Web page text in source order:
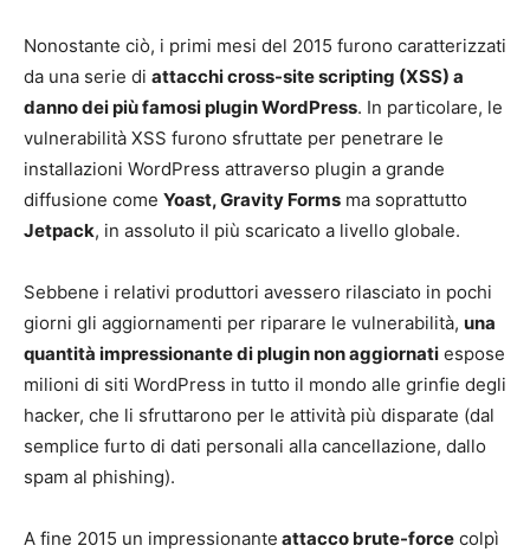
Nonostante ciò, i primi mesi del 2015 furono caratterizzati
da una serie di attacchi cross-site scripting (XSS) a
danno dei più famosi plugin WordPress. In particolare, le
vulnerabilità XSS furono sfruttate per penetrare le
installazioni WordPress attraverso plugin a grande
diffusione come Yoast, Gravity Forms ma soprattutto
Jetpack, in assoluto il più scaricato a livello globale.
Sebbene i relativi produttori avessero rilasciato in pochi
giorni gli aggiornamenti per riparare le vulnerabilità, una
quantità impressionante di plugin non aggiornati espose
milioni di siti WordPress in tutto il mondo alle grinfie degli
hacker, che li sfruttarono per le attività più disparate (dal
semplice furto di dati personali alla cancellazione, dallo
spam al phishing).
A fine 2015 un impressionante attacco brute-force colpì